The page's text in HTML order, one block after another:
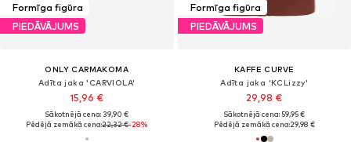
Formīga figūra
PIEDĀVĀJUMS
ONLY CARMAKOMA
Adīta jaka 'CARVIOLA'
15,96 €
Sākotnējā cena: 39,90 €
Pēdējā zemākā cena:22,32 €-28%
Formīga figūra
PIEDĀVĀJUMS
KAFFE CURVE
Adīta jaka 'KCLizzy'
29,98 €
Sākotnējā cena: 59,95 €
Pēdējā zemākā cena:29,98 €